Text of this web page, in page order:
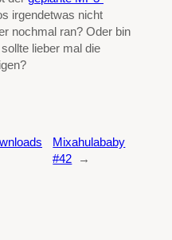
irgendetwas nicht
nochmal ran? Oder bin
lieber mal die
Mixahulababy
#42
→